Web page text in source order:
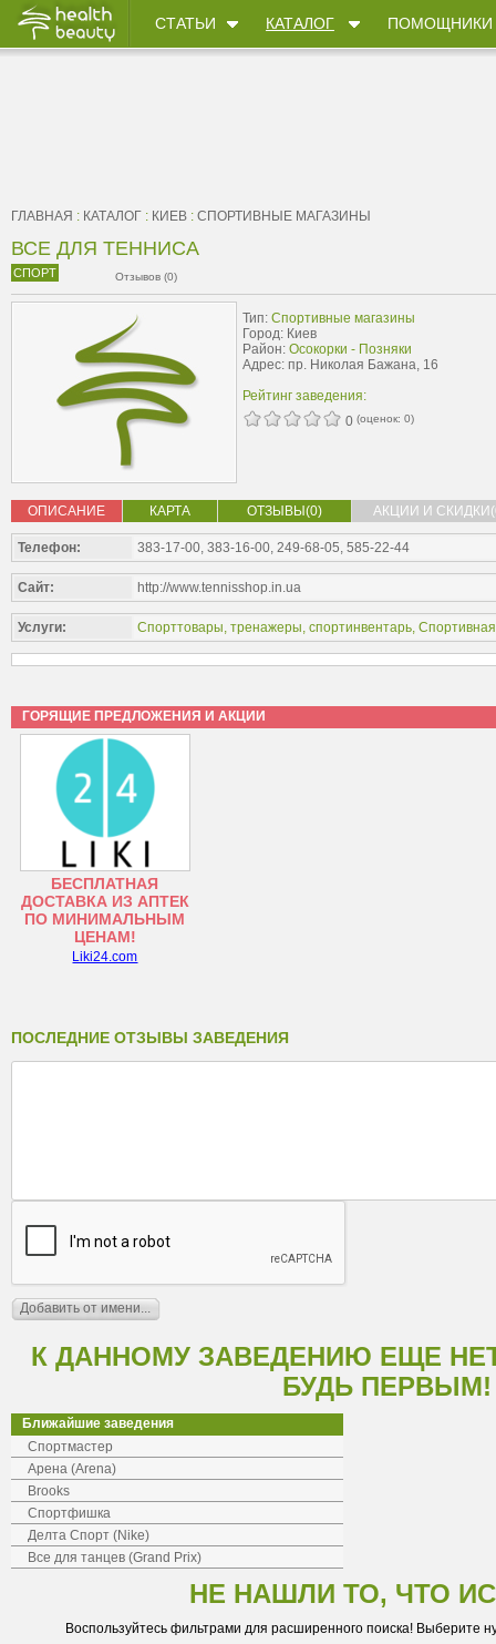
СТАТЬИ КАТАЛОГ ПОМОЩНИКИ
ГЛАВНАЯ : КАТАЛОГ : КИЕВ : CПОРТИВНЫЕ МАГАЗИНЫ
ВСЕ ДЛЯ ТЕННИСА
СПОРТ Отзывов (0)
Тип: Cпортивные магазины
Город: Киев
Район: Осокорки - Позняки
Адрес: пр. Николая Бажана, 16
Рейтинг заведения:
0 (оценок: 0)
ОПИСАНИЕ КАРТА ОТЗЫВЫ(0) АКЦИИ И
Телефон: 383-17-00, 383-16-00, 249-68-05, 585-22-44
Сайт: http://www.tennisshop.in.ua
Услуги: Спорттовары, тренажеры, спортинвентарь,
ГОРЯЩИЕ ПРЕДЛОЖЕНИЯ И АКЦИИ
БЕСПЛАТНАЯ
ДОСТАВКА ИЗ АПТЕК
ПО МИНИМАЛЬНЫМ
ЦЕНАМ!
Liki24.com
ПОСЛЕДНИЕ ОТЗЫВЫ ЗАВЕДЕНИЯ
К ДАННОМУ ЗАВЕДЕНИЮ ЕЩЕ
БУДЬ ПЕРВЫМ!
Ближайшие заведения
Спортмастер
Арена (Arena)
Brooks
Спортфишка
Делта Спорт (Nike)
Все для танцев (Grand Prix)
НЕ НАШЛИ ТО, ЧТО
Воспользуйтесь фильтрами для расширенного поиска! Выберите